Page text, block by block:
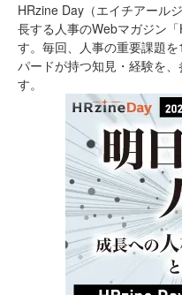
HRzine Day（エイチアール
長する人事のWebマガジン
す。毎回、人事の重要課題
パードが持つ知見・経験を
す。